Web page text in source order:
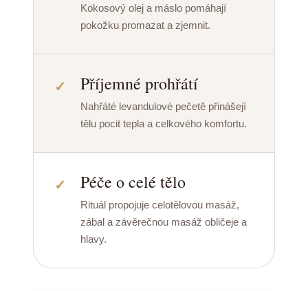
Kokosový olej a máslo pomáhají
pokožku promazat a zjemnit.
Příjemné prohřátí
Nahřáté levandulové pečetě přinášejí
tělu pocit tepla a celkového komfortu.
Péče o celé tělo
Rituál propojuje celotělovou masáž,
zábal a závěrečnou masáž obličeje a
hlavy.